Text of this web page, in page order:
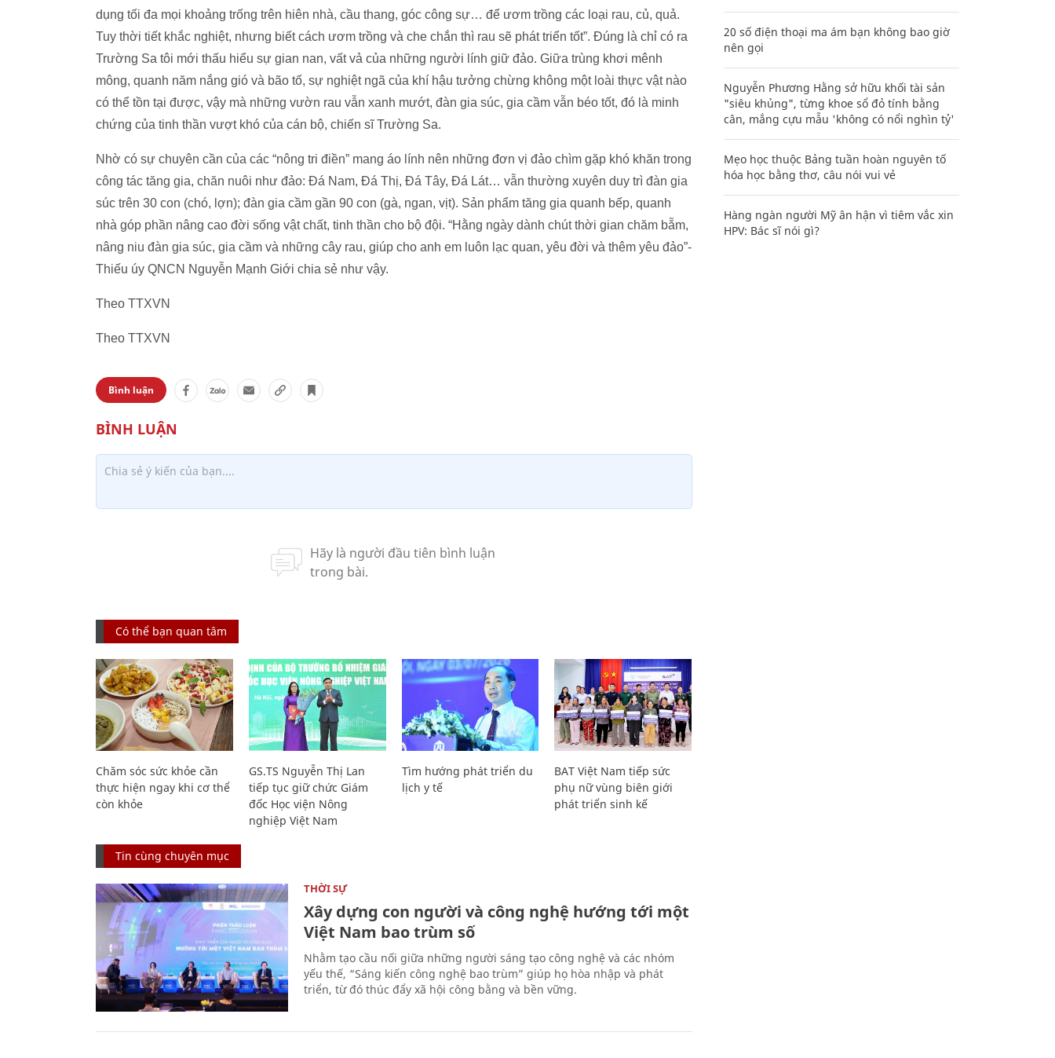
dụng tối đa mọi khoảng trống trên hiên nhà, cầu thang, góc công sự… để ươm trồng các loại rau, củ, quả.
Tuy thời tiết khắc nghiệt, nhưng biết cách ươm trồng và che chắn thì rau sẽ phát triển tốt”. Đúng là chỉ có ra
Trường Sa tôi mới thấu hiểu sự gian nan, vất vả của những người lính giữ đảo. Giữa trùng khơi mênh
mông, quanh năm nắng gió và bão tố, sự nghiệt ngã của khí hậu tưởng chừng không một loài thực vật nào
có thể tồn tại được, vậy mà những vườn rau vẫn xanh mướt, đàn gia súc, gia cầm vẫn béo tốt, đó là minh
chứng của tinh thần vượt khó của cán bộ, chiến sĩ Trường Sa.
Nhờ có sự chuyên cần của các “nông tri điền” mang áo lính nên những đơn vị đảo chìm gặp khó khăn trong
công tác tăng gia, chăn nuôi như đảo: Đá Nam, Đá Thị, Đá Tây, Đá Lát… vẫn thường xuyên duy trì đàn gia
súc trên 30 con (chó, lợn); đàn gia cầm gần 90 con (gà, ngan, vịt). Sản phẩm tăng gia quanh bếp, quanh
nhà góp phần nâng cao đời sống vật chất, tinh thần cho bộ đội. “Hằng ngày dành chút thời gian chăm bẵm,
nâng niu đàn gia súc, gia cầm và những cây rau, giúp cho anh em luôn lạc quan, yêu đời và thêm yêu đảo”-
Thiếu úy QNCN Nguyễn Mạnh Giới chia sẻ như vậy.
Theo TTXVN
Theo TTXVN
Bình luận
Có thể bạn quan tâm
Chăm sóc sức khỏe cần
thực hiện ngay khi cơ thể
còn khỏe
GS.TS Nguyễn Thị Lan
tiếp tục giữ chức Giám
đốc Học viện Nông
nghiệp Việt Nam
Tìm hướng phát triển du
lịch y tế
BAT Việt Nam tiếp sức
phụ nữ vùng biên giới
phát triển sinh kế
Tin cùng chuyên mục
THỜI SỰ
Xây dựng con người và công nghệ hướng tới một
Việt Nam bao trùm số
Nhằm tạo cầu nối giữa những người sáng tạo công nghệ và các nhóm
yếu thế, “Sáng kiến công nghệ bao trùm” giúp họ hòa nhập và phát
triển, từ đó thúc đẩy xã hội công bằng và bền vững.
20 số điện thoại ma ám bạn không bao giờ
nên gọi
Nguyễn Phương Hằng sở hữu khối tài sản
"siêu khủng", từng khoe sổ đỏ tính bằng
cân, mắng cựu mẫu 'không có nổi nghìn tỷ'
Mẹo học thuộc Bảng tuần hoàn nguyên tố
hóa học bằng thơ, câu nói vui vẻ
Hàng ngàn người Mỹ ân hận vì tiêm vắc xin
HPV: Bác sĩ nói gì?